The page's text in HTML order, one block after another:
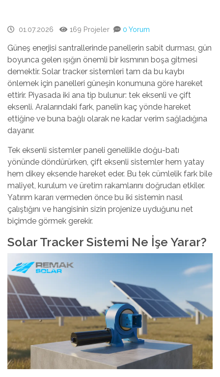
01.07.2026 169 Projeler 0 Yorum
Güneş enerjisi santrallerinde panellerin sabit durması, gün
boyunca gelen ışığın önemli bir kısmının boşa gitmesi
demektir. Solar tracker sistemleri tam da bu kaybı
önlemek için panelleri güneşin konumuna göre hareket
ettirir. Piyasada iki ana tip bulunur: tek eksenli ve çift
eksenli. Aralarındaki fark, panelin kaç yönde hareket
ettiğine ve buna bağlı olarak ne kadar verim sağladığına
dayanır.
Tek eksenli sistemler paneli genellikle doğu-batı
yönünde döndürürken, çift eksenli sistemler hem yatay
hem dikey eksende hareket eder. Bu tek cümlelik fark bile
maliyet, kurulum ve üretim rakamlarını doğrudan etkiler.
Yatırım kararı vermeden önce bu iki sistemin nasıl
çalıştığını ve hangisinin sizin projenize uyduğunu net
biçimde görmek gerekir.
Solar Tracker Sistemi Ne İşe Yarar?